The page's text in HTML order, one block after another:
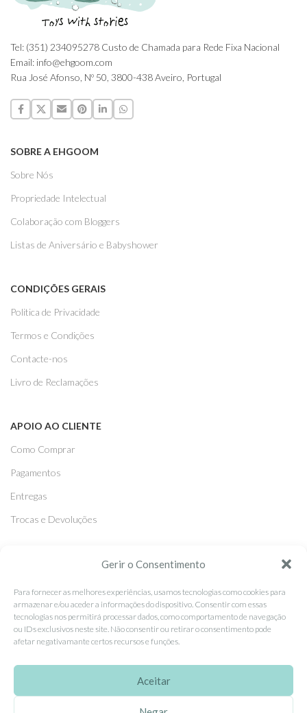
Gerir o Consentimento
Para fornecer as melhores experiências, usamos tecnologias como cookies para
armazenar e/ou aceder a informações do dispositivo. Consentir com essas
tecnologias nos permitirá processar dados, como comportamento de navegação
ou IDs exclusivos neste site. Não consentir ou retirar o consentimento pode
afetar negativamante certos recursos e funções.
Aceitar
Tel: (351) 234095278 Custo de Chamada para Rede Fixa Nacional
Email: info@ehgoom.com
Rua José Afonso, Nº 50, 3800-438 Aveiro, Portugal
SOBRE A EHGOOM
Sobre Nós
Propriedade Intelectual
Colaboração com Bloggers
Listas de Aniversário e Babyshower
CONDIÇÕES GERAIS
Politica de Privacidade
Termos e Condições
Contacte-nos
Livro de Reclamações
APOIO AO CLIENTE
Como Comprar
Pagamentos
Entregas
Trocas e Devoluções
Facebook
Instagram
Pinterest